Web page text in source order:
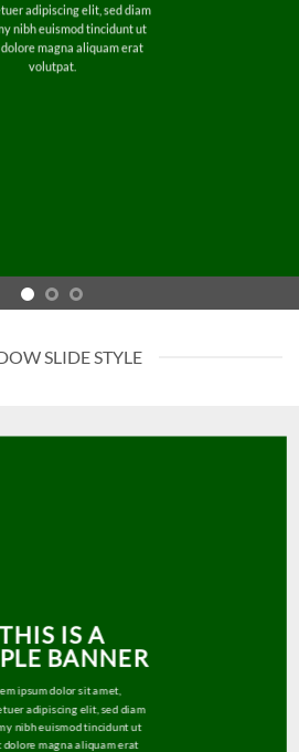
adipiscing elit, sed diam
nibh euismod tincidunt ut
magna aliquam erat
volutpat.
SLIDE STYLE
THIS IS A
BANNER
ipsum dolor sit amet,
adipiscing elit, sed diam
nibh euismod tincidunt ut
dolore magna aliquam erat